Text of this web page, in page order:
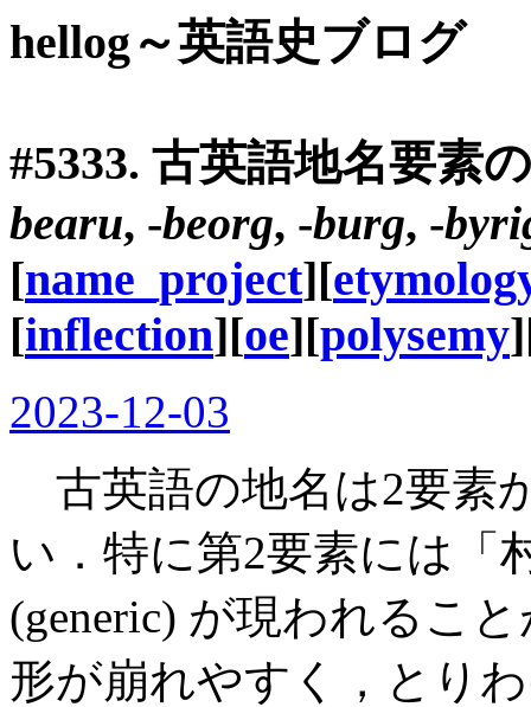
hellog～英語史ブログ
#5333. 古英語地名要素
bearu, -beorg, -burg, -
[name_project][
[inflection][oe][polysemy
2023-12-03
古英語の地名は2要素
い．特に第2要素には「
(generic) が現われるこ
形が崩れやすく，とり